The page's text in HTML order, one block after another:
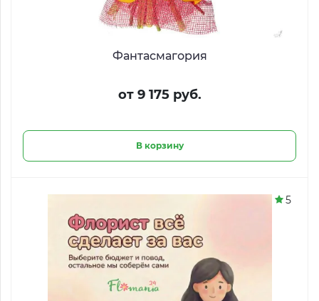
Фантасмагория
от 9 175 руб.
В корзину
5